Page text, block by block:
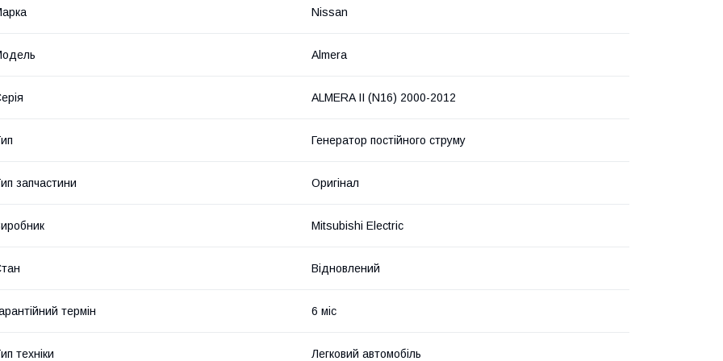
Nissan
Almera
ALMERA II (N16) 2000-2012
Генератор постійного струму
запчастини Оригінал
Mitsubishi Electric
Відновлений
термін 6 міс
техніки Легковий автомобіль